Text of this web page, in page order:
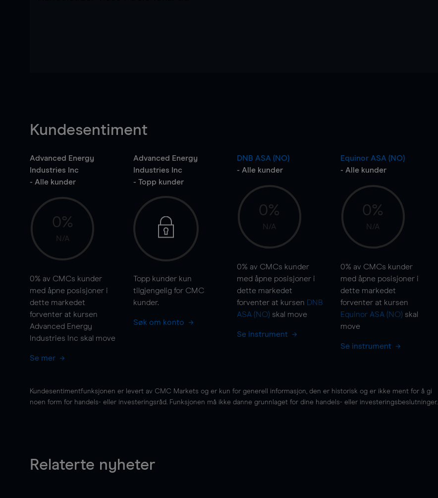
Kundesentiment
Advanced Energy
Industries Inc
- Alle kunder
0%
N/A
0% av CMCs kunder
med åpne posisjoner i
dette markedet
forventer at kursen
Advanced Energy
Industries Inc skal move
Se mer
Advanced Energy
Industries Inc
- Topp kunder
Topp kunder kun
tilgjengelig for CMC
kunder.
Søk om konto
DNB ASA (NO)
- Alle kunder
0%
N/A
0% av CMCs kunder
med åpne posisjoner i
dette markedet
forventer at kursen DNB
ASA (NO) skal move
Se instrument
Equinor ASA (NO)
- Alle kunder
0%
N/A
0% av CMCs kunder
med åpne posisjoner i
dette markedet
forventer at kursen
Equinor ASA (NO) skal
move
Se instrument
Kundesentimentfunksjonen er levert av CMC Markets og er kun for generell informasjon, den er historisk og er ikke ment for å gi
noen form for handels- eller investeringsråd. Funksjonen må ikke danne grunnlaget for dine handels- eller investeringsbeslutninger.
Relaterte nyheter